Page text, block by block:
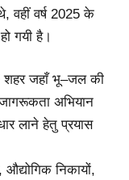
वहीं वर्ष 2025 के
गयी है।
शहर जहाँ भू–जल की
अभियान
लाने हेतु प्रयास
निकायों,